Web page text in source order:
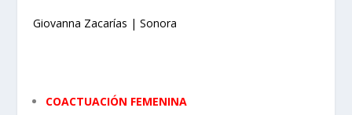
Giovanna Zacarías | Sonora
COACTUACIÓN FEMENINA